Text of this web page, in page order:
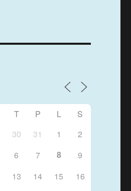
T P L
S
30 31 1
2
6 7 8
9
13 14 15
16